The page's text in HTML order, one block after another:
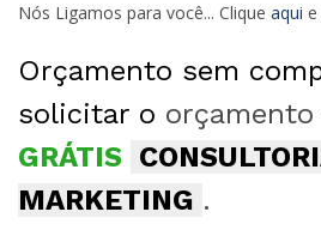
Nós Ligamos para você... Clique aqui
Orçamento sem
solicitar o orçamento
GRÁTIS
MARKETING .